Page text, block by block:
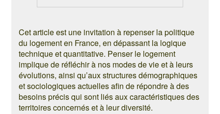
Cet article est une invitation à repenser la politique
du logement en France, en dépassant la logique
technique et quantitative. Penser le logement
implique de réfléchir à nos modes de vie et à leurs
évolutions, ainsi qu’aux structures démographiques
et sociologiques actuelles afin de répondre à des
besoins précis qui sont liés aux caractéristiques des
territoires concernés et à leur diversité.